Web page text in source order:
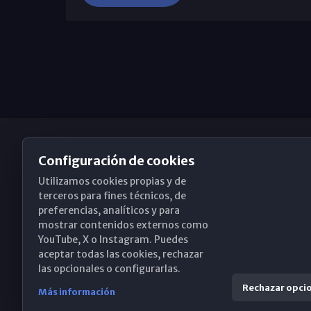
Obispado de Málaga
Santa María, 18-20. 29015 Málaga
(+34) 952 224 386
Configuración de cookies
Utilizamos cookies propias y de
terceros para fines técnicos, de
preferencias, analíticos y para
mostrar contenidos externos como
YouTube, X o Instagram. Puedes
aceptar todas las cookies, rechazar
las opcionales o configurarlas.
Más información Rechazar